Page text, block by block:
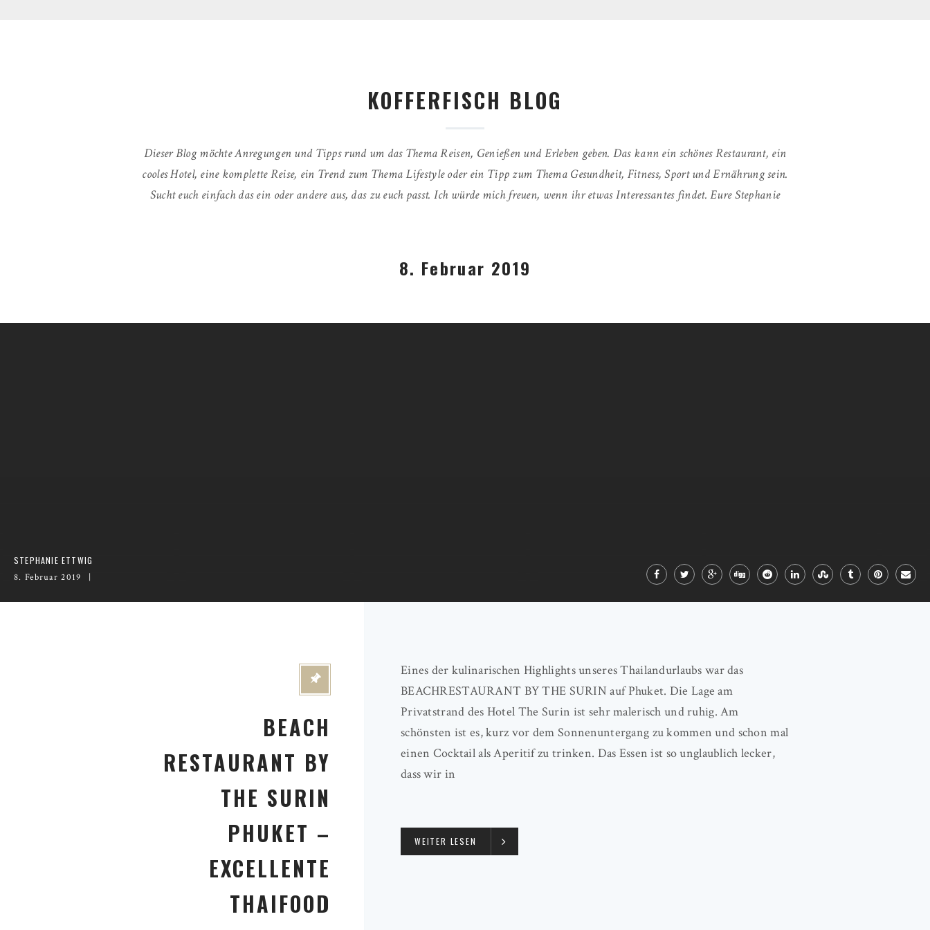
KOFFERFISCH BLOG
Dieser Blog möchte Anregungen und Tipps rund um das Thema Reisen, Genießen und Erleben geben. Das kann ein schönes Restaurant, ein
cooles Hotel, eine komplette Reise, ein Trend zum Thema Lifestyle oder ein Tipp zum Thema Gesundheit, Fitness, Sport und Ernährung sein.
Sucht euch einfach das ein oder andere aus, das zu euch passt. Ich würde mich freuen, wenn ihr etwas Interessantes findet. Eure Stephanie
8. Februar 2019
STEPHANIE ETTWIG
8. Februar 2019
BEACH
RESTAURANT BY
THE SURIN
PHUKET –
EXCELLENTE
THAIFOOD
Eines der kulinarischen Highlights unseres Thailandurlaubs war das
BEACHRESTAURANT BY THE SURIN auf Phuket. Die Lage am
Privatstrand des Hotel The Surin ist sehr malerisch und ruhig. Am
schönsten ist es, kurz vor dem Sonnenuntergang zu kommen und schon mal
einen Cocktail als Aperitif zu trinken. Das Essen ist so unglaublich lecker,
dass wir in
WEITER LESEN